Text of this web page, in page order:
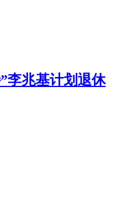
李兆基计划退休